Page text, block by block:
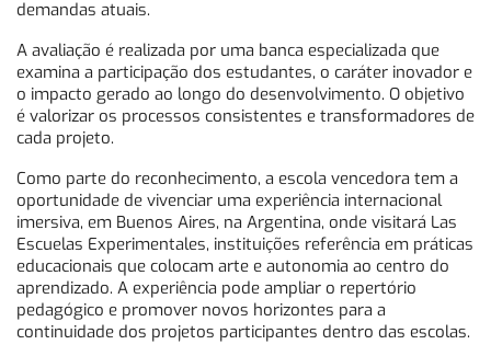
demandas atuais.
A avaliação é realizada por uma banca especializada que
examina a participação dos estudantes, o caráter inovador e
o impacto gerado ao longo do desenvolvimento. O objetivo
é valorizar os processos consistentes e transformadores de
cada projeto.
Como parte do reconhecimento, a escola vencedora tem a
oportunidade de vivenciar uma experiência internacional
imersiva, em Buenos Aires, na Argentina, onde visitará Las
Escuelas Experimentales, instituições referência em práticas
educacionais que colocam arte e autonomia ao centro do
aprendizado. A experiência pode ampliar o repertório
pedagógico e promover novos horizontes para a
continuidade dos projetos participantes dentro das escolas.